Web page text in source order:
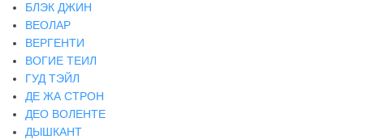
БЛЭК ДЖИН
ВЕОЛАР
ВЕРГЕНТИ
ВОГИЕ ТЕИЛ
ГУД ТЭЙЛ
ДЕ ЖА СТРОН
ДЕО ВОЛЕНТЕ
ДЫШКАНТ